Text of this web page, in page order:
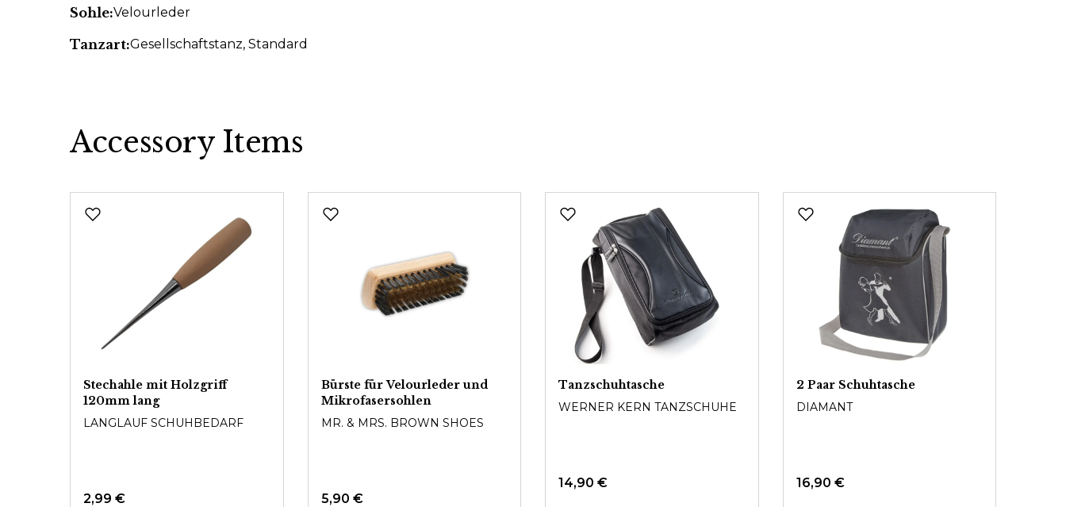
Sohle:Velourleder
Tanzart:Gesellschaftstanz, Standard
Accessory Items
Stechahle mit Holzgriff
120mm lang
LANGLAUF SCHUHBEDARF
2,99 €
Bürste für Velourleder und
Mikrofasersohlen
MR. & MRS. BROWN SHOES
5,90 €
Tanzschuhtasche
WERNER KERN TANZSCHUHE
14,90 €
2 Paar Schuhtasche
DIAMANT
16,90 €